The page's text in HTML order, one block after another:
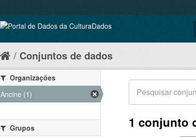
Conjuntos de dados
1 conjunto
Organizações
Ancine (1)
Grupos